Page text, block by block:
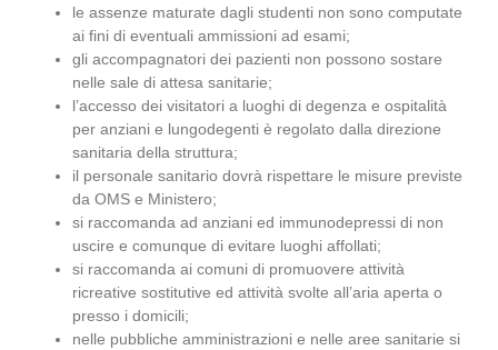
le assenze maturate dagli studenti non sono computate
ai fini di eventuali ammissioni ad esami;
gli accompagnatori dei pazienti non possono sostare
nelle sale di attesa sanitarie;
l’accesso dei visitatori a luoghi di degenza e ospitalità
per anziani e lungodegenti è regolato dalla direzione
sanitaria della struttura;
il personale sanitario dovrà rispettare le misure previste
da OMS e Ministero;
si raccomanda ad anziani ed immunodepressi di non
uscire e comunque di evitare luoghi affollati;
si raccomanda ai comuni di promuovere attività
ricreative sostitutive ed attività svolte all’aria aperta o
presso i domicili;
nelle pubbliche amministrazioni e nelle aree sanitarie si